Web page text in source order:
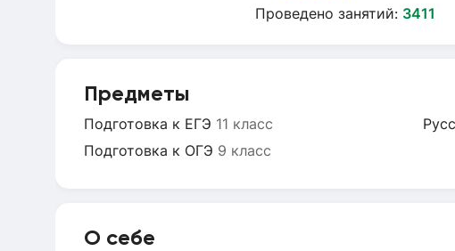
Проведено занятий: 3411
Предметы
Подготовка к ЕГЭ 11 класс
Подготовка к ОГЭ 9 класс
О себе